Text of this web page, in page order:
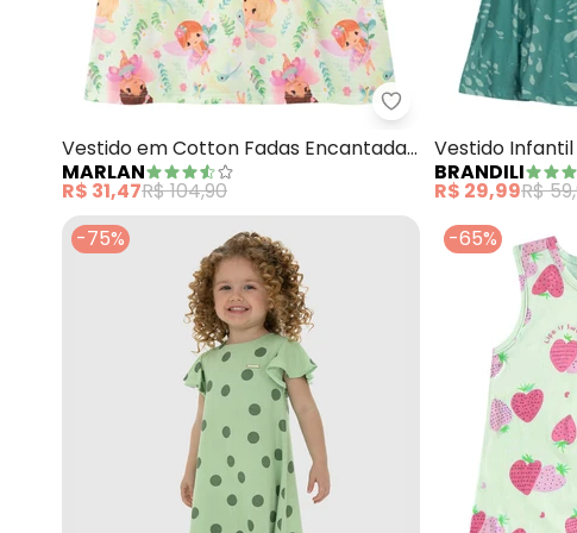
Marlan - Vestido
Vestido em Cotton Fadas Encantadas
(Verde)
MARLAN
R$ 31,47R$ 104,90
Vestido Infantil
(Verde)
BRANDILI
R$ 29,99R$
-75%
-65%